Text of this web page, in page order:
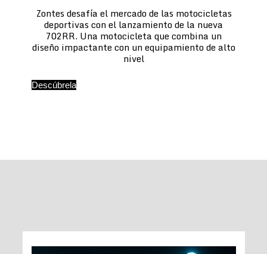
Zontes desafía el mercado de las motocicletas
deportivas con el lanzamiento de la nueva
702RR. Una motocicleta que combina un
diseño impactante con un equipamiento de alto
nivel
Descúbrela